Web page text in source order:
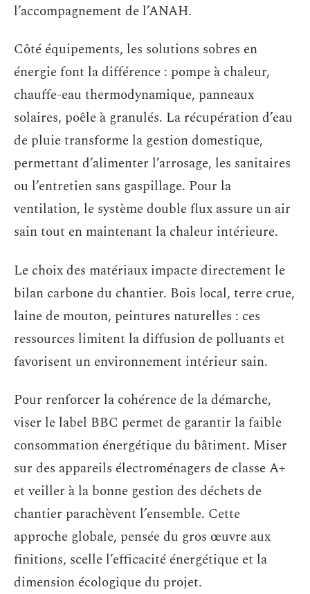
l’accompagnement de l’ANAH.
Côté équipements, les solutions sobres en
énergie font la différence : pompe à chaleur,
chauffe-eau thermodynamique, panneaux
solaires, poêle à granulés. La récupération d’eau
de pluie transforme la gestion domestique,
permettant d’alimenter l’arrosage, les sanitaires
ou l’entretien sans gaspillage. Pour la
ventilation, le système double flux assure un air
sain tout en maintenant la chaleur intérieure.
Le choix des matériaux impacte directement le
bilan carbone du chantier. Bois local, terre crue,
laine de mouton, peintures naturelles : ces
ressources limitent la diffusion de polluants et
favorisent un environnement intérieur sain.
Pour renforcer la cohérence de la démarche,
viser le label BBC permet de garantir la faible
consommation énergétique du bâtiment. Miser
sur des appareils électroménagers de classe A+
et veiller à la bonne gestion des déchets de
chantier parachèvent l’ensemble. Cette
approche globale, pensée du gros œuvre aux
finitions, scelle l’efficacité énergétique et la
dimension écologique du projet.